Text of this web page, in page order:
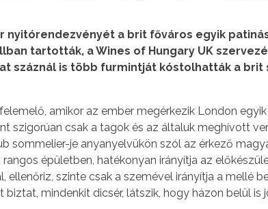
nyitórendezvényét a brit főváros egyik
tartották, a Wines of Hungary UK
száznál is több furmintját kóstolhatták a brit
amikor az ember megérkezik London
szigorúan csak a tagok és az általuk meghívott
sommelier-je anyanyelvükön szól az érkező
épületben, hatékonyan irányítja az
ellenőriz, szinte csak a szemével irányítja a mellé
biztat, mindenkit dicsér, látszik, hogy házon belül is